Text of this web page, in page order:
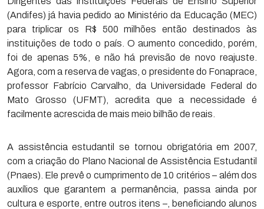
(Andifes) já havia pedido ao Ministério da Educação (MEC)
para triplicar os R$ 500 milhões então destinados às
instituições de todo o país. O aumento concedido, porém,
foi de apenas 5%, e não há previsão de novo reajuste.
Agora, com a reserva de vagas, o presidente do Fonaprace,
professor Fabrício Carvalho, da Universidade Federal do
Mato Grosso (UFMT), acredita que a necessidade é
facilmente acrescida de mais meio bilhão de reais.
A assistência estudantil se tornou obrigatória em 2007,
com a criação do Plano Nacional de Assistência Estudantil
(Pnaes). Ele prevê o cumprimento de 10 critérios – além dos
auxílios que garantem a permanência, passa ainda por
cultura e esporte, entre outros itens –, beneficiando alunos